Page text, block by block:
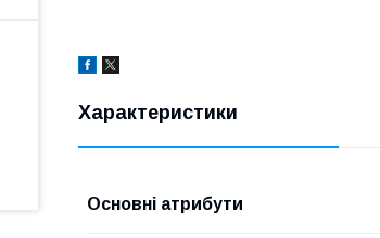
Характеристики
Основні атрибути